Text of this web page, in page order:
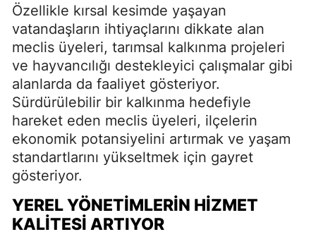
Özellikle kırsal kesimde yaşayan
vatandaşların ihtiyaçlarını dikkate alan
meclis üyeleri, tarımsal kalkınma projeleri
ve hayvancılığı destekleyici çalışmalar gibi
alanlarda da faaliyet gösteriyor.
Sürdürülebilir bir kalkınma hedefiyle
hareket eden meclis üyeleri, ilçelerin
ekonomik potansiyelini artırmak ve yaşam
standartlarını yükseltmek için gayret
gösteriyor.
YEREL YÖNETIMLERIN HIZMET
KALITESI ARTIYOR